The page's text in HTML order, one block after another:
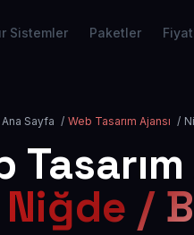
Sistemler Paketler
Ana Sayfa / Web Tasarım Ajansı /
Tasarım
Niğde /